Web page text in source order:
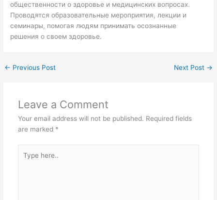
общественности о здоровье и медицинских вопросах.
Проводятся образовательные мероприятия, лекции и
семинары, помогая людям принимать осознанные
решения о своем здоровье.
← Previous Post Next Post →
Leave a Comment
Your email address will not be published. Required fields
are marked *
here..